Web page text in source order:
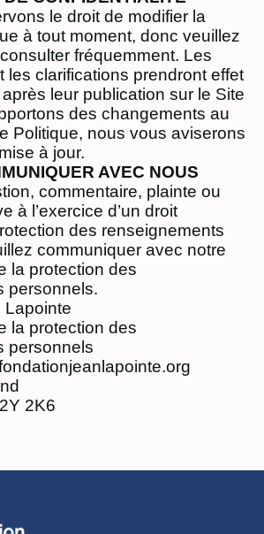
le droit de modifier la
à tout moment, donc veuillez
fréquemment. Les
les clarifications prendront effet
leur publication sur le Site
des changements au
Politique, nous vous aviserons
à jour.
AVEC NOUS
commentaire, plainte ou
à l’exercice d’un droit
des renseignements
communiquer avec notre
la protection des
personnels.
Lapointe
la protection des
personnels
2K6